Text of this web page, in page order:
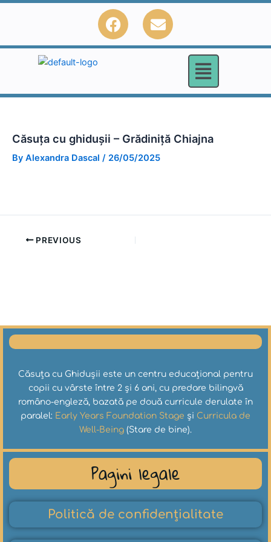
Skip
F
a
c
o
E
n
v
o
Căsuța cu ghidușii – Grădiniță Chiajna
By Alexandra Dascal / 26/05/2025
PREVIOUS
Căsuța cu Ghidușii este un centru educațional pentru
copii cu vârste între 2 și 6 ani, cu predare bilingvă
româno-engleză, bazată pe două curricule derulate în
paralel: Early Years Foundation Stage și Curricula de
Well-Being (Stare de bine).
Pagini legale
Politică de confidențialitate